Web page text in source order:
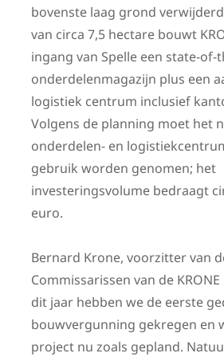
bovenste laag grond
van circa 7,5 hectare bouwt
ingang van Spelle een state-of-
onderdelenmagazijn plus een
logistiek centrum inclusief
Volgens de planning moet het
onderdelen- en
gebruik worden genomen; het
investeringsvolume bedraagt
euro.
Bernard Krone, voorzitter van
Commissarissen van de
dit jaar hebben we de eerste
bouwvergunning gekregen en
project nu zoals gepland.